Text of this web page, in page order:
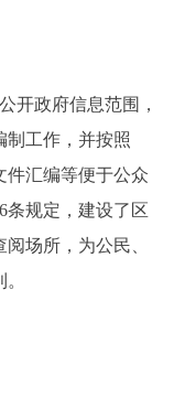
PORTUGUÊS
回到顶部
政府信息范围，
制工作，并按照
件汇编等便于公众
条规定，建设了区
场所，为公民、